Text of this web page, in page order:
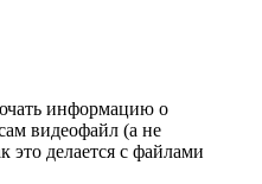
информацию о
видеофайл (а не
это делается с файлами